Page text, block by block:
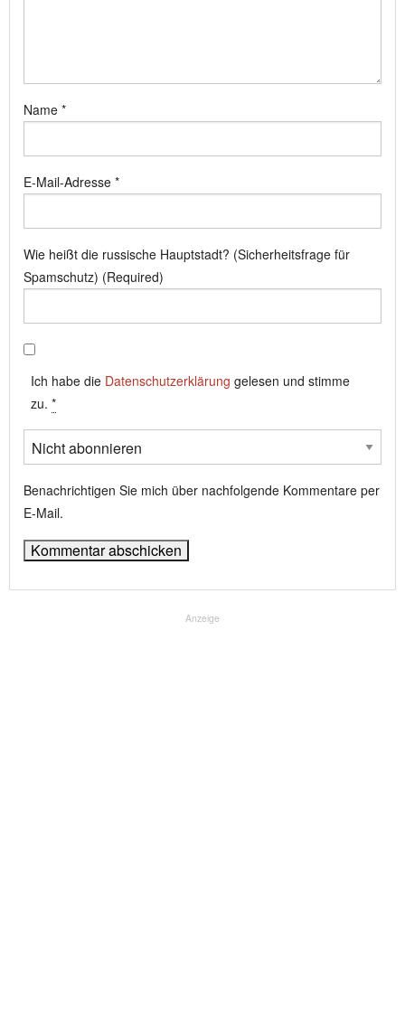
Name *
E-Mail-Adresse *
Wie heißt die russische Hauptstadt? (Sicherheitsfrage für
Spamschutz) (Required)
Ich habe die Datenschutzerklärung gelesen und stimme
zu. *
Benachrichtigen Sie mich über nachfolgende Kommentare per
E-Mail.
Anzeige